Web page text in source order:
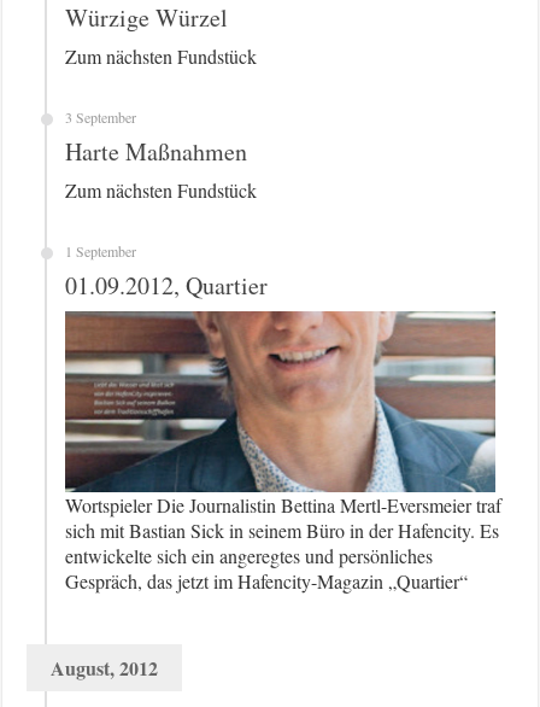
Würzige Würzel
Zum nächsten Fundstück
3 September
Harte Maßnahmen
Zum nächsten Fundstück
1 September
01.09.2012, Quartier
Wortspieler Die Journalistin Bettina Mertl-Eversmeier traf
sich mit Bastian Sick in seinem Büro in der Hafencity. Es
entwickelte sich ein angeregtes und persönliches
Gespräch, das jetzt im Hafencity-Magazin „Quartier“
August, 2012